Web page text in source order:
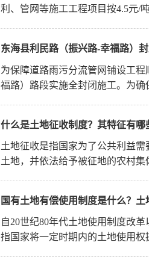
利、管网等施工工程项目按4.5元/
东海县利民路（振兴路-幸福路）
为保障道路雨污分流管网铺设工
福路）路段实施全封闭施工。为
什么是土地征收制度？其特征有哪
土地征收是指国家为了公共利益
土地，并依法给予被征地的农村
国有土地有偿使用制度是什么？
自20世纪80年代土地使用制度改
指国家将一定时期内的土地使用